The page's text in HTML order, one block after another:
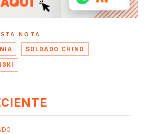
NOTA
SOLDADO CHINO